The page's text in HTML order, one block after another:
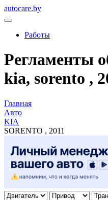
autocare.by
Работы
Регламенты
kia, sorento ,
Главная
Авто
KIA
SORENTO , 2011